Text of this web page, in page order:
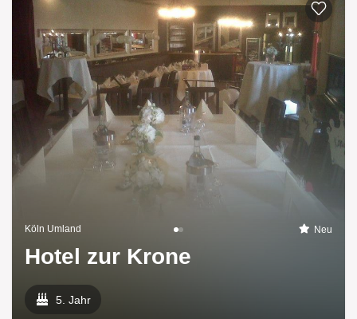
Köln Umland Neu
Hotel zur Krone
5. Jahr